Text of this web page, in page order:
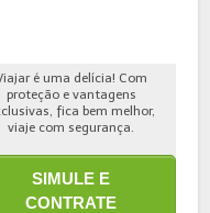
é uma delícia! Com
proteção e vantagens
fica bem melhor,
viaje com segurança.
SIMULE E
CONTRATE